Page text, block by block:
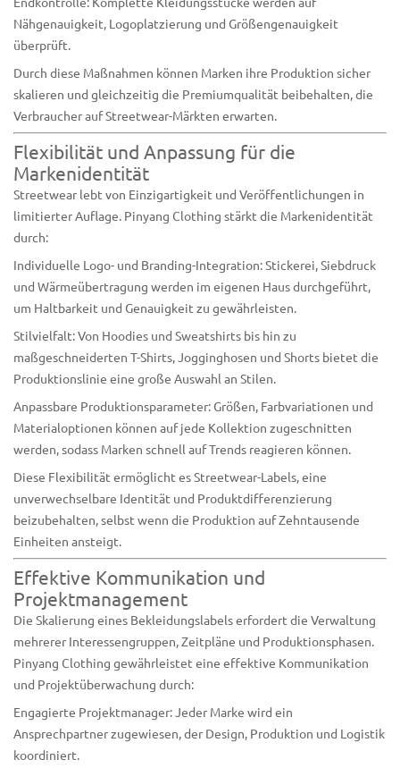
Nähgenauigkeit, Logoplatzierung und Größengenauigkeit
überprüft.
Durch diese Maßnahmen können Marken ihre Produktion sicher
skalieren und gleichzeitig die Premiumqualität beibehalten, die
Verbraucher auf Streetwear-Märkten erwarten.
Flexibilität und Anpassung für die
Markenidentität
Streetwear lebt von Einzigartigkeit und Veröffentlichungen in
limitierter Auflage. Pinyang Clothing stärkt die Markenidentität
durch:
Individuelle Logo- und Branding-Integration: Stickerei, Siebdruck
und Wärmeübertragung werden im eigenen Haus durchgeführt,
um Haltbarkeit und Genauigkeit zu gewährleisten.
Stilvielfalt: Von Hoodies und Sweatshirts bis hin zu
maßgeschneiderten T-Shirts, Jogginghosen und Shorts bietet die
Produktionslinie eine große Auswahl an Stilen.
Anpassbare Produktionsparameter: Größen, Farbvariationen und
Materialoptionen können auf jede Kollektion zugeschnitten
werden, sodass Marken schnell auf Trends reagieren können.
Diese Flexibilität ermöglicht es Streetwear-Labels, eine
unverwechselbare Identität und Produktdifferenzierung
beizubehalten, selbst wenn die Produktion auf Zehntausende
Einheiten ansteigt.
Effektive Kommunikation und
Projektmanagement
Die Skalierung eines Bekleidungslabels erfordert die Verwaltung
mehrerer Interessengruppen, Zeitpläne und Produktionsphasen.
Pinyang Clothing gewährleistet eine effektive Kommunikation
und Projektüberwachung durch:
Engagierte Projektmanager: Jeder Marke wird ein
Ansprechpartner zugewiesen, der Design, Produktion und Logistik
koordiniert.